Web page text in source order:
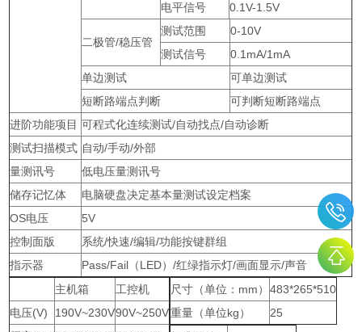
电平信号
0.1V-1.5V
二极管/稳压管
测试范围
0-10V
测试信号
0.1mA/1mA
单边测试
可单边测试
短断路端点判断
可判断短断路端点
进阶功能项目 可程式化连续测试/自动找点/自动诊断
测试扫描模式 自动/手动/外部
量测讯号
低电压量测讯号
储存记忆体
电脑硬盘决定基本量测试设定档案
OS电压
5V
控制面版
系统/快速/编辑/功能按键群组
指示器
Pass/Fail（LED）/红绿指示灯/画面显示/声音
主机箱
工控机
电压(V)
190V~230V90V~250V
尺寸（单位：mm） 483*265*510
重量（单位kg）
25